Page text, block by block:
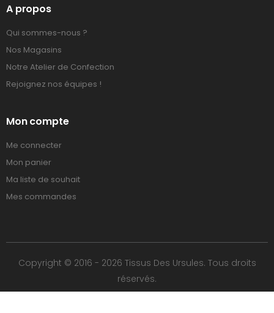
A propos
Qui sommes-nous ?
Nos Magasins
Notre Atelier de Confection
Rejoignez nos équipes !
Mon compte
Me connecter
Mon panier
Ma liste de souhait
Mes commandes
Copyright © 2016 - 2026 Tissus Des Ursules. Tous droits
réservés.